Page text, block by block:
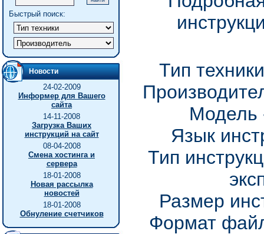
Быстрый поиск:
Новости
24-02-2009
Информер для Вашего
сайта
14-11-2008
Загрузка Ваших
инструкций на сайт
08-04-2008
Смена хостинга и
сервера
18-01-2008
Новая рассылка
новостей
18-01-2008
Обнуление счетчиков
Тип
Модель
Язык
Тип
Размер
Формат